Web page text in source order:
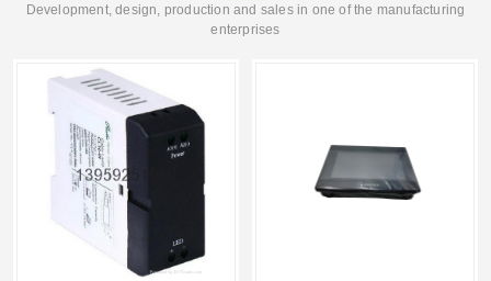
Development, design, production and sales in one of the manufacturing
enterprises